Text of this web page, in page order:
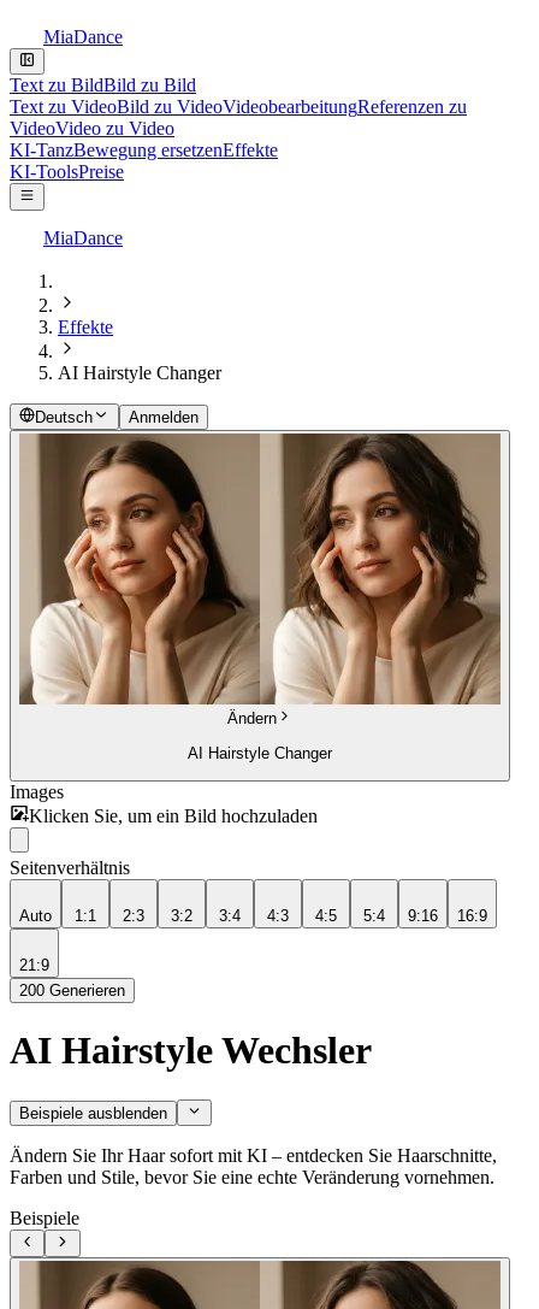
MiaDance
Text zu BildBild zu Bild
Text zu VideoBild zu VideoVideobearbeitungReferenzen zu
VideoVideo zu Video
KI-TanzBewegung ersetzenEffekte
KI-ToolsPreise
MiaDance
Effekte
AI Hairstyle Changer
Deutsch Anmelden
Ändern
AI Hairstyle Changer
Images
Klicken Sie, um ein Bild hochzuladen
Seitenverhältnis
Auto 1:1 2:3 3:2 3:4 4:3 4:5 5:4 9:16 16:9
21:9
200 Generieren
AI Hairstyle Wechsler
Beispiele ausblenden
Ändern Sie Ihr Haar sofort mit KI – entdecken Sie Haarschnitte,
Farben und Stile, bevor Sie eine echte Veränderung vornehmen.
Beispiele